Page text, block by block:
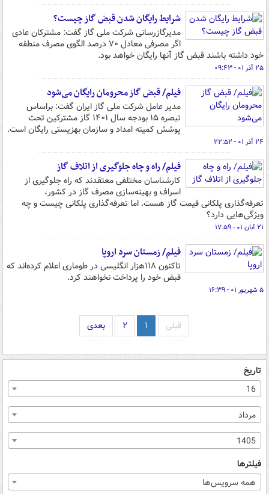
شرایط رایگان شدن قبض گاز چیست؟
مدیرگازرسانی شرکت ملی گاز گفت: مشترکان عادی
اگر مصرفی معادل ۷۰ درصد الگوی مصرف منطقه
خود داشته باشند قبض گاز آنها رایگان خواهد بود.
۲۵ آذر ۰۱ - ۰۹:۴۳
فیلم/ قبض گاز محرومان رایگان می‌شود
مدیر عامل شرکت ملی گاز ایران گفت: براساس
تبصره ۱۵ بودجه سال ۱۴۰۱ گاز مشترکین تحت
پوشش کمیته امداد و سازمان بهزیستی رایگان است.
۲۴ آذر ۰۱ - ۲۲:۵۲
فیلم/ راه و چاه جلوگیری از اتلاف گاز
کارشناسان مختلفی معتقدند که راه جلوگیری از
اسراف و بهینه‌سازی مصرف گاز در کشور،
تعرفه‌گذاری پلکانی قیمت گاز هست. اما تعرفه‌گذاری پلکانی چیست و چه
ویژگی‌هایی دارد؟
۲۱ آبان ۰۱ - ۱۷:۵۹
فیلم/ زمستان سرد اروپا
تاکنون ۱۱۸هزار انگلیسی در طوماری اعلام کرده‌اند که
قبض خود را پرداخت نخواهند کرد.
۵ شهریور ۰۱ - ۱۶:۳۹
قبلی ۱ ۲ بعدی
تاریخ
16
مرداد
1405
فیلترها
همه سرویس‌ها